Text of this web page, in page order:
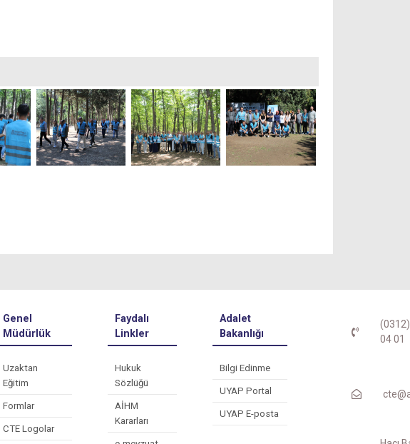
Genel
Müdürlük
Uzaktan
Eğitim
Formlar
CTE Logolar
Faydalı
Linkler
Hukuk
Sözlüğü
AİHM
Kararları
Adalet
Bakanlığı
Bilgi Edinme
UYAP Portal
UYAP E-posta
04 01